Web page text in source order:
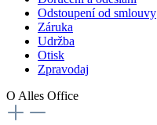
Odstoupení od smlouvy
Záruka
Udržba
Otisk
Zpravodaj
O Alles Office